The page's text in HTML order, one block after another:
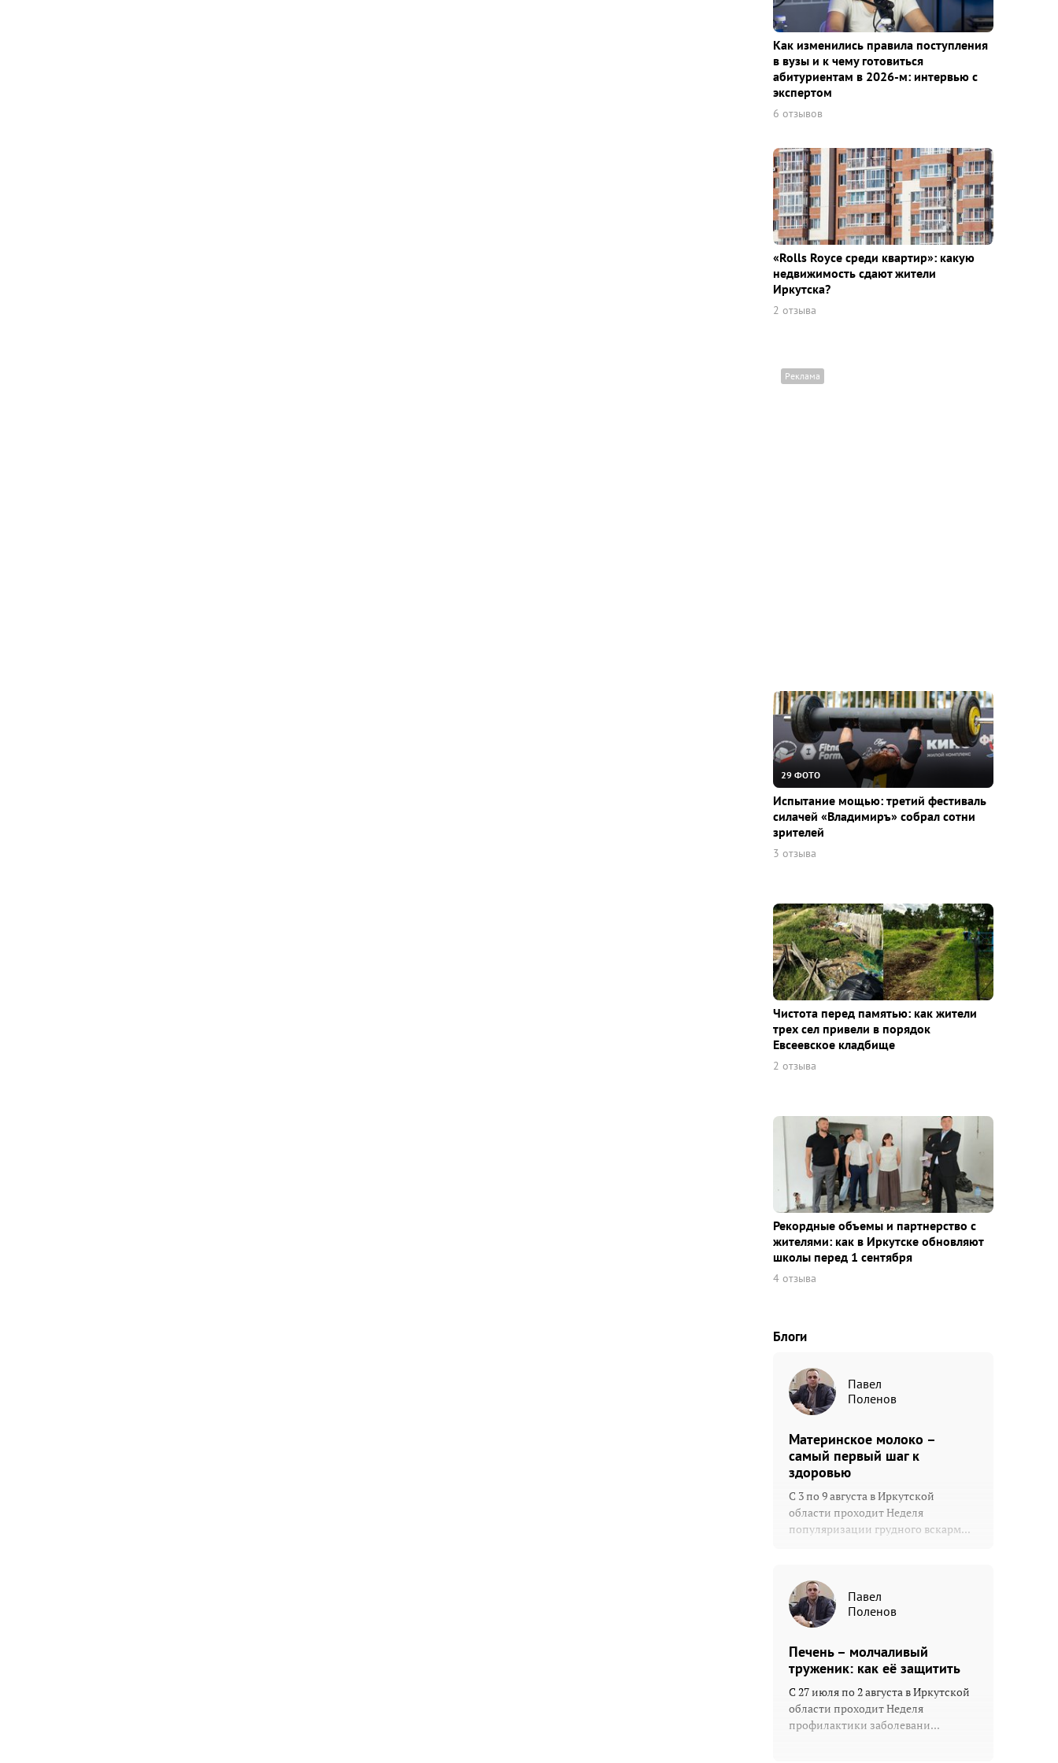
Как изменились правила поступления
в вузы и к чему готовиться
абитуриентам в 2026-м: интервью с
экспертом
6 отзывов
«Rolls Royce среди квaртир»: какую
недвижимость сдают жители
Иркутска?
2 отзыва
29 ФОТО
Испытание мощью: третий фестиваль
силачей «Владимиръ» собрал сотни
зрителей
3 отзыва
Чистота перед памятью: как жители
трех сел привели в порядок
Евсеевское кладбище
2 отзыва
Рекордные объемы и партнерство с
жителями: как в Иркутске обновляют
школы перед 1 сентября
4 отзыва
Блоги
Павел
Поленов
Материнское молоко –
самый первый шаг к
здоровью
С 3 по 9 августа в Иркутской
области проходит Неделя
популяризации грудного вскарм...
Павел
Поленов
Печень – молчаливый
труженик: как её защитить
С 27 июля по 2 августа в Иркутской
области проходит Неделя
профилактики заболевани...